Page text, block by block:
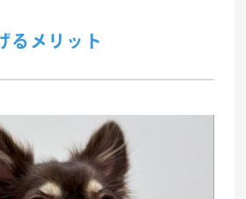
るメリット